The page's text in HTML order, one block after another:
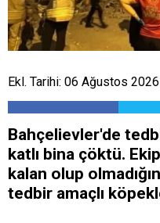
Ekl. Tarihi: 06 Ağustos
Bahçelievler'de
katlı bina çöktü.
kalan olup
tedbir amaçlı